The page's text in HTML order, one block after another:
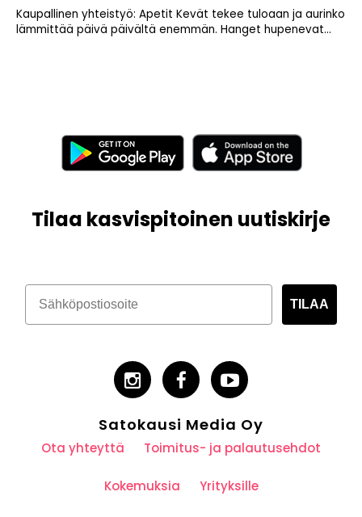
Kaupallinen yhteistyö: Apetit Kevät tekee tuloaan ja aurinko
lämmittää päivä päivältä enemmän. Hanget hupenevat...
Tilaa kasvispitoinen uutiskirje
TILAA
Satokausi Media Oy
Ota yhteyttä Toimitus- ja palautusehdot
Kokemuksia Yrityksille